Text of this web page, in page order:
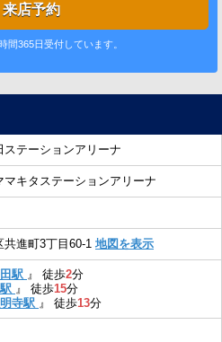
来店予約
間365日受付しています。
ステーションアリーナ
マキタステーションアリーナ
進町3丁目60-1 地図を表示
駅 』 徒歩2分
』 徒歩15分
寺駅 』 徒歩13分